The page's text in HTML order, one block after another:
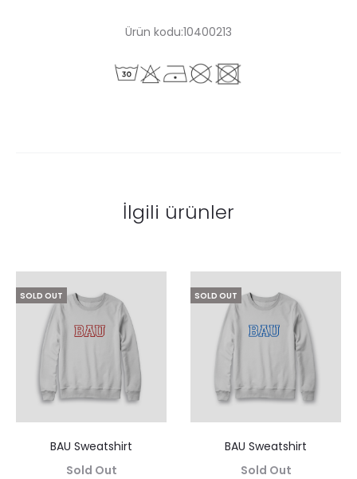
Ürün kodu:10400213
İlgili ürünler
SOLD OUT
BAU Sweatshirt
Sold Out
SOLD OUT
BAU Sweatshirt
Sold Out